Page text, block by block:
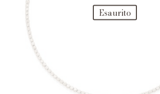
Esaurito